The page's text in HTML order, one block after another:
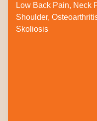
Low Back Pain, Neck
Shoulder,
Skoliosis